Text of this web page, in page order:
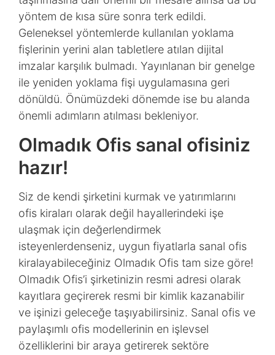
yöntem de kısa süre sonra terk edildi.
Geleneksel yöntemlerde kullanılan yoklama
fişlerinin yerini alan tabletlere atılan dijital
imzalar karşılık bulmadı. Yayınlanan bir genelge
ile yeniden yoklama fişi uygulamasına geri
dönüldü. Önümüzdeki dönemde ise bu alanda
önemli adımların atılması bekleniyor.
Olmadık Ofis sanal ofisiniz
hazır!
Siz de kendi şirketini kurmak ve yatırımlarını
ofis kiraları olarak değil hayallerindeki işe
ulaşmak için değerlendirmek
isteyenlerdenseniz, uygun fiyatlarla sanal ofis
kiralayabileceğiniz Olmadık Ofis tam size göre!
Olmadık Ofis’i şirketinizin resmi adresi olarak
kayıtlara geçirerek resmi bir kimlik kazanabilir
ve işinizi geleceğe taşıyabilirsiniz. Sanal ofis ve
paylaşımlı ofis modellerinin en işlevsel
özelliklerini bir araya getirerek sektöre